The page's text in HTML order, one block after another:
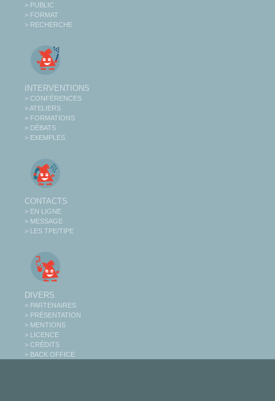
> PUBLIC
> FORMAT
> RECHERCHE
INTERVENTIONS
> CONFÉRENCES
> ATELIERS
> FORMATIONS
> DÉBATS
> EXEMPLES
CONTACTS
> EN LIGNE
> MESSAGE
> LES TPE/TIPE
DIVERS
> PARTENAIRES
> PRÉSENTATION
> MENTIONS
> LICENCE
> CRÉDITS
> BACK OFFICE